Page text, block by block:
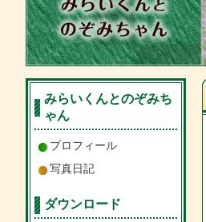
みらいくんとのぞみち
ゃん
プロフィール
写真日記
ダウンロード